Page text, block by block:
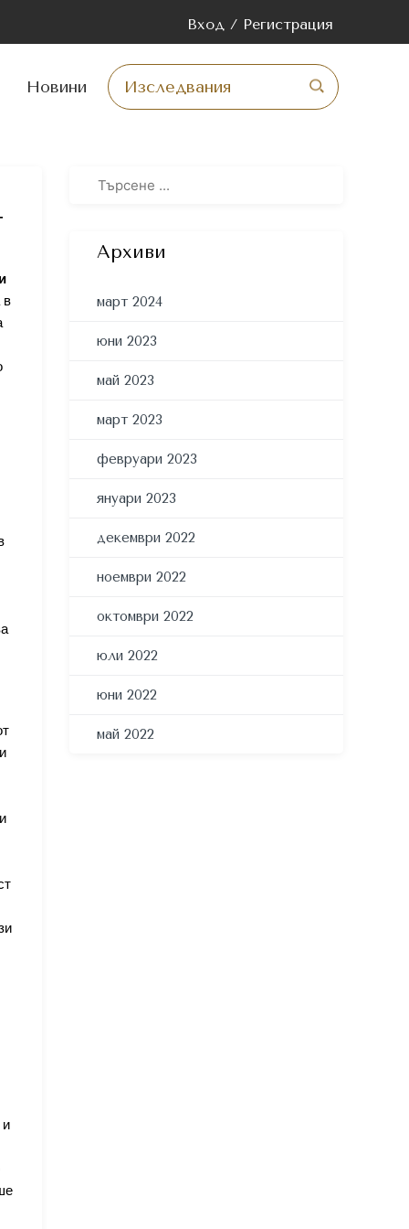
Вход / Регистрация
Новини
в
Архиви
март 2024
юни 2023
май 2023
март 2023
февруари 2023
януари 2023
декември 2022
ноември 2022
октомври 2022
юли 2022
юни 2022
май 2022